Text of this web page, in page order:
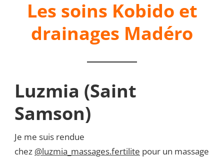
Les soins Kobido et
drainages Madéro
Luzmia (Saint
Samson)
Je me suis rendue
chez @luzmia_massages.fertilite pour un massage